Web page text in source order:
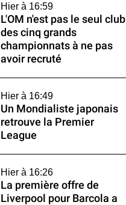
Hier à 16:59
L'OM n'est pas le seul club
des cinq grands
championnats à ne pas
avoir recruté
Hier à 16:49
Un Mondialiste japonais
retrouve la Premier
League
Hier à 16:26
La première offre de
Liverpool pour Barcola a